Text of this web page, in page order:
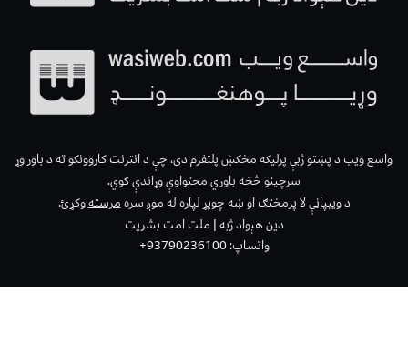
واسع ویب د پښتو ژبې پرلیکه مخکښ پلتفرم دی، چې د انترنت کاروونکو ته د باور وړ
سرچینو څخه باوري محتواوې وړاندې کوي.
د ویبپاڼې لا پرمختګ او ښه چوپړ لپاره له موږ سرهمرستهوکړئ.
دین هېواد ژبه | ملت امت بشریت
واتساپ: 93790236100+